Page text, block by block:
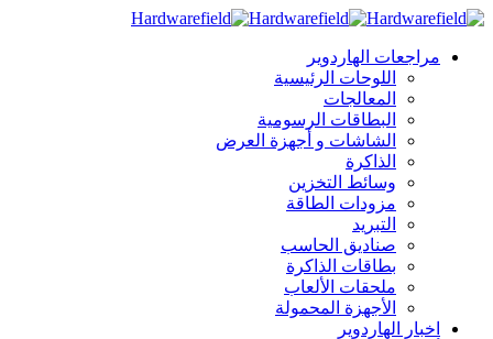
مراجعات الهاردوير
اللوحات الرئيسية
المعالجات
البطاقات الرسومية
الشاشات و أجهزة العرض
الذاكرة
وسائط التخزين
مزودات الطاقة
التبريد
صناديق الحاسب
بطاقات الذاكرة
ملحقات الألعاب
الأجهزة المحمولة
اخبار الهاردوير